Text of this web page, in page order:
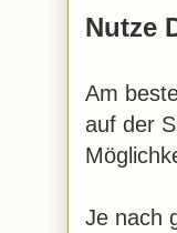
Nutze
Am
auf der
Je nach